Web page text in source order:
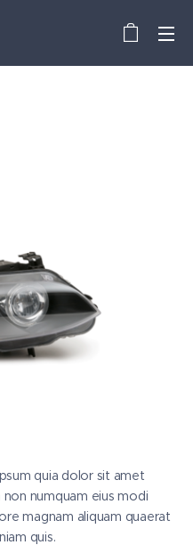
quia dolor sit amet
numquam eius modi
magnam aliquam quaerat
quis.